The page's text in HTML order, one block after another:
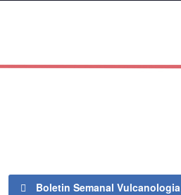
Boletin Semanal Vulcanologia